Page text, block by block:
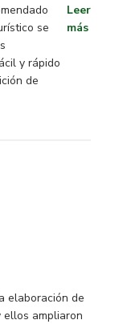
se
y rápido
de
Leer
más
un proveedor que
elaboración de
ellos ampliaron
atención y